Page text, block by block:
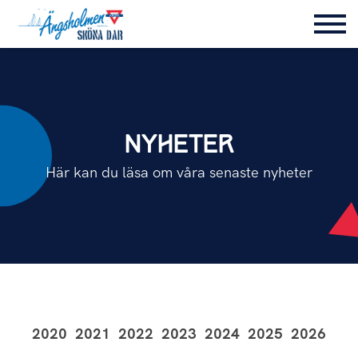
NYHETER
Här kan du läsa om våra senaste nyheter
2026
2025
2024
2023
2022
2021
2020